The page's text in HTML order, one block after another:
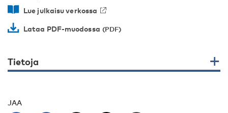
Lue julkaisu verkossa
Lataa PDF-muodossa
Tietoja
JAA